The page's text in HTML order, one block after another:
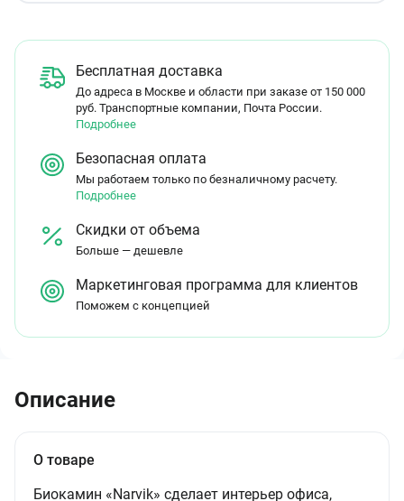
Бесплатная доставка
До адреса в Москве и области при заказе от 150 000
руб. Транспортные компании, Почта России.
Подробнее
Безопасная оплата
Мы работаем только по безналичному расчету.
Подробнее
Скидки от объема
Больше — дешевле
Маркетинговая программа для клиентов
Поможем с концепцией
Описание
О товаре
Биокамин «Narvik» сделает интерьер офиса,